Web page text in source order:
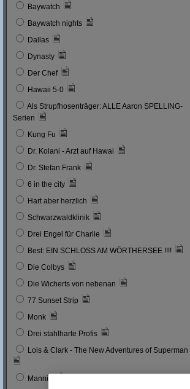
Baywatch
Baywatch nights
Dallas
Dynasty
Der Chef
Hawaii 5-0
Als Strupfhosenträger: ALLE Aaron SPELLING-
Serien
Kung Fu
Dr. Kolani - Arzt auf Hawai
Dr. Stefan Frank
6 in the city
Hart aber herzlich
Schwarzwaldklinik
Drei Engel für Charlie
Best: EIN SCHLOSS AM WÖRTHERSEE !!!!
Die Colbys
Die Wicherts von nebenan
77 Sunset Strip
Monk
Drei stahlharte Profis
Lois & Clark - The New Adventures of Superman
Mannix